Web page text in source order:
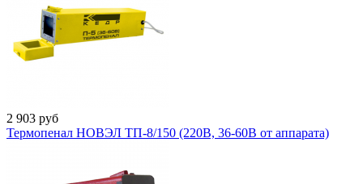
2 903 руб
Термопенал НОВЭЛ ТП-8/150 (220В, 36-60В от аппарата)